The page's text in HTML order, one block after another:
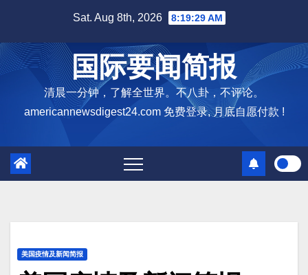
content
Sat. Aug 8th, 2026 8:19:30 AM
国际要闻简报
清晨一分钟，了解全世界。不八卦，不评论。
americannewsdigest24.com 免费登录, 月底自愿付款 !
美国疫情及新闻简报